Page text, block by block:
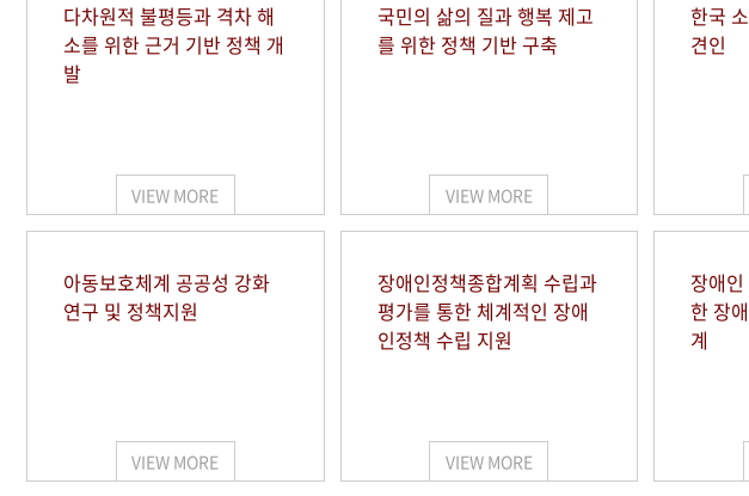
다차원적 불평등과 격차 해
소를 위한 근거 기반 정책 개
발
VIEW MORE
국민의 삶의 질과 행복 제고
를 위한 정책 기반 구축
VIEW MORE
한국
견인
아동보호체계 공공성 강화
연구 및 정책지원
VIEW MORE
장애인정책종합계획 수립과
평가를 통한 체계적인 장애
인정책 수립 지원
VIEW MORE
장애
한 장
계